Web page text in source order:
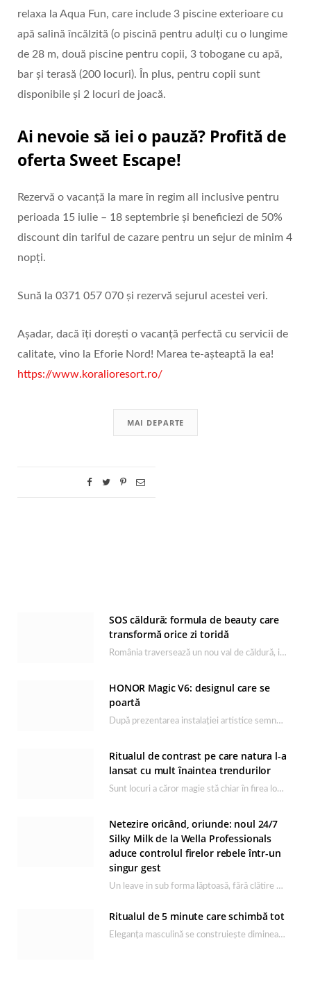
relaxa la Aqua Fun, care include 3 piscine exterioare cu
apă salină încălzită (o piscină pentru adulți cu o lungime
de 28 m, două piscine pentru copii, 3 tobogane cu apă,
bar și terasă (200 locuri). În plus, pentru copii sunt
disponibile și 2 locuri de joacă.
Ai nevoie să iei o pauză? Profită de
oferta Sweet Escape!
Rezervă o vacanță la mare în regim all inclusive pentru
perioada 15 iulie – 18 septembrie și beneficiezi de 50%
discount din tariful de cazare pentru un sejur de minim 4
nopți.
Sună la 0371 057 070 și rezervă sejurul acestei veri.
Așadar, dacă îți dorești o vacanță perfectă cu servicii de
calitate, vino la Eforie Nord! Marea te-așteaptă la ea!
https://www.koralioresort.ro/
MAI DEPARTE
SOS căldură: formula de beauty care
transformă orice zi toridă
România traversează un nou val de căldură, iar rutina de îngrijire capătă un rol esențial…
HONOR Magic V6: designul care se
poartă
După prezentarea instalației artistice semnată de Catrinel Săbăciag în cadrul evenimentului de lansare HONOR Magic…
Ritualul de contrast pe care natura l-a
lansat cu mult înaintea trendurilor
Sunt locuri a căror magie stă chiar în firea lor naturală, iar Lacul Ursu din…
Netezire oricând, oriunde: noul 24/7
Silky Milk de la Wella Professionals
aduce controlul firelor rebele într-un
singur gest
Un leave in sub forma lăptoasă, fără clătire care completează rutina Ultimate Smooth și transformă…
Ritualul de 5 minute care schimbă tot
Eleganța masculină se construiește dimineața, în câteva minute și cu produsele potrivite. O rutină de…